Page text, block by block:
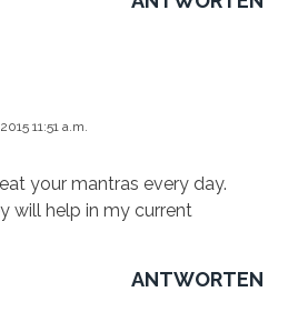
11:51 a.m.
your mantras every day.
will help in my current
ANTWORTEN